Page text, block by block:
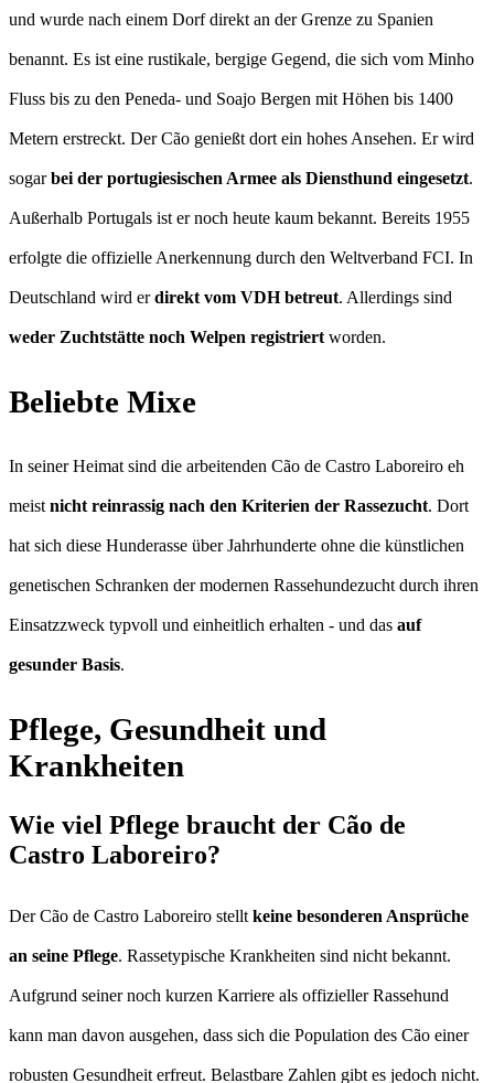
und wurde nach einem Dorf direkt an der Grenze zu Spanien
benannt. Es ist eine rustikale, bergige Gegend, die sich vom Minho
Fluss bis zu den Peneda- und Soajo Bergen mit Höhen bis 1400
Metern erstreckt. Der Cão genießt dort ein hohes Ansehen. Er wird
sogarbei der portugiesischen Armee als Diensthund eingesetzt.
Außerhalb Portugals ist er noch heute kaum bekannt. Bereits 1955
erfolgte die offizielle Anerkennung durch den Weltverband FCI. In
Deutschland wird erdirekt vom VDH betreut. Allerdings sind
weder Zuchtstätte noch Welpen registriert worden.
Beliebte Mixe
In seiner Heimat sind die arbeitenden Cão de Castro Laboreiro eh
meist nicht reinrassig nach den Kriterien der Rassezucht. Dort
hat sich diese Hunderasse über Jahrhunderte ohne die künstlichen
genetischen Schranken der modernen Rassehundezucht durch ihren
Einsatzzweck typvoll und einheitlich erhalten - und das auf
gesunder Basis.
Pflege, Gesundheit und
Krankheiten
Wie viel Pflege braucht der Cão de
Castro Laboreiro?
Der Cão de Castro Laboreiro stellt keine besonderen Ansprüche
an seine Pflege. Rassetypische Krankheiten sind nicht bekannt.
Aufgrund seiner noch kurzen Karriere als offizieller Rassehund
kann man davon ausgehen, dass sich die Population des Cão einer
robusten Gesundheit erfreut. Belastbare Zahlen gibt es jedoch nicht.